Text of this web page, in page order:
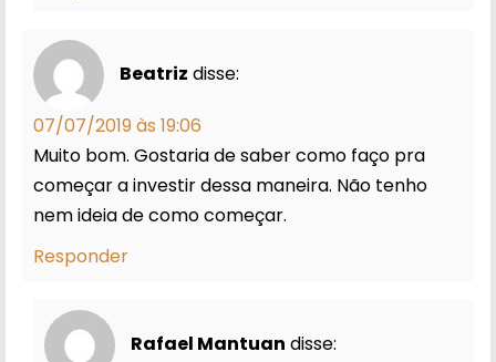
Beatriz disse:
07/07/2019 às 19:06
Muito bom. Gostaria de saber como faço pra
começar a investir dessa maneira. Não tenho
nem ideia de como começar.
Responder
Rafael Mantuan disse: